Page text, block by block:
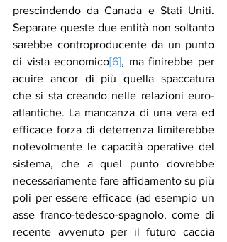
prescindendo da Canada e Stati Uniti.
Separare queste due entità non soltanto
sarebbe controproducente da un punto
di vista economico[6], ma finirebbe per
acuire ancor di più quella spaccatura
che si sta creando nelle relazioni euro-
atlantiche. La mancanza di una vera ed
efficace forza di deterrenza limiterebbe
notevolmente le capacità operative del
sistema, che a quel punto dovrebbe
necessariamente fare affidamento su più
poli per essere efficace (ad esempio un
asse franco-tedesco-spagnolo, come di
recente avvenuto per il futuro caccia